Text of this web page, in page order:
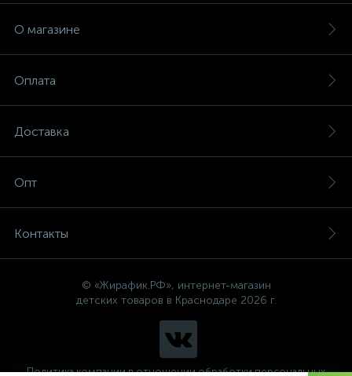
О магазине
Оплата
Доставка
Опт
Контакты
© «Жирафик.РФ», интернет-магазин
детских товаров в Краснодаре 2026 г.
Политика компании в отношении обработки персональных